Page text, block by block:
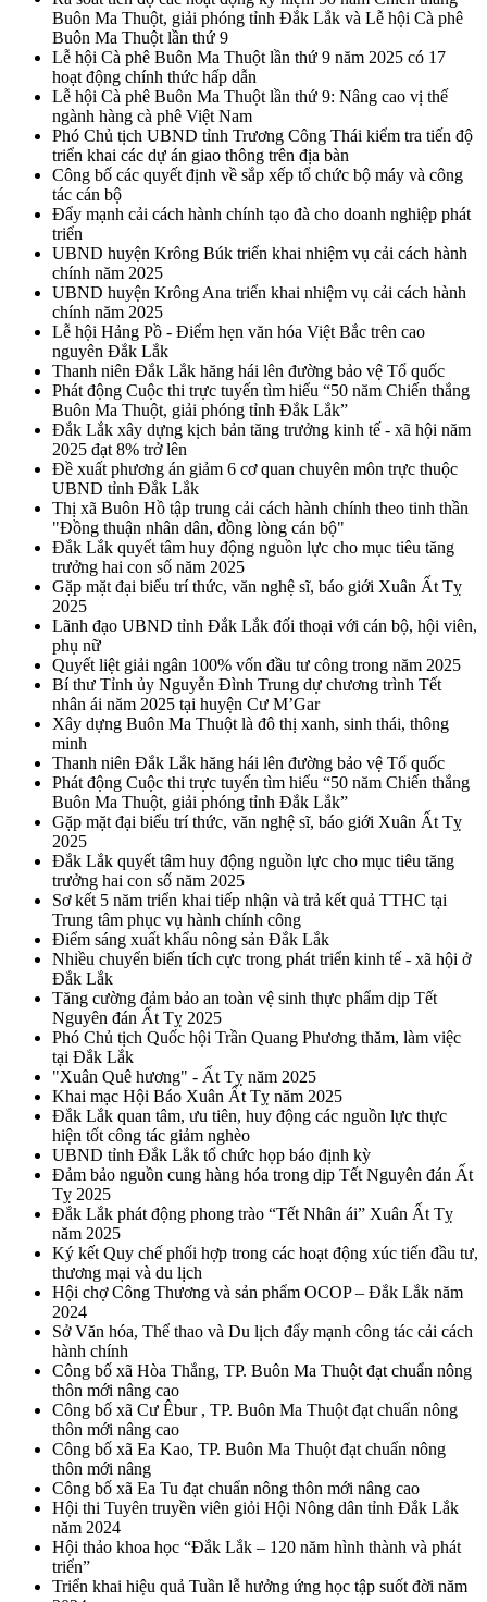
Buôn Ma Thuột, giải phóng tỉnh Đắk Lắk và Lễ hội Cà phê
Buôn Ma Thuột lần thứ 9
Lễ hội Cà phê Buôn Ma Thuột lần thứ 9 năm 2025 có 17
hoạt động chính thức hấp dẫn
Lễ hội Cà phê Buôn Ma Thuột lần thứ 9: Nâng cao vị thế
ngành hàng cà phê Việt Nam
Phó Chủ tịch UBND tỉnh Trương Công Thái kiểm tra tiến độ
triển khai các dự án giao thông trên địa bàn
Công bố các quyết định về sắp xếp tổ chức bộ máy và công
tác cán bộ
Đẩy mạnh cải cách hành chính tạo đà cho doanh nghiệp phát
triển
UBND huyện Krông Búk triển khai nhiệm vụ cải cách hành
chính năm 2025
UBND huyện Krông Ana triển khai nhiệm vụ cải cách hành
chính năm 2025
Lễ hội Hảng Pồ - Điểm hẹn văn hóa Việt Bắc trên cao
nguyên Đắk Lắk
Thanh niên Đắk Lắk hăng hái lên đường bảo vệ Tổ quốc
Phát động Cuộc thi trực tuyến tìm hiểu “50 năm Chiến thắng
Buôn Ma Thuột, giải phóng tỉnh Đắk Lắk”
Đắk Lắk xây dựng kịch bản tăng trưởng kinh tế - xã hội năm
2025 đạt 8% trở lên
Đề xuất phương án giảm 6 cơ quan chuyên môn trực thuộc
UBND tỉnh Đắk Lắk
Thị xã Buôn Hồ tập trung cải cách hành chính theo tinh thần
"Đồng thuận nhân dân, đồng lòng cán bộ"
Đắk Lắk quyết tâm huy động nguồn lực cho mục tiêu tăng
trưởng hai con số năm 2025
Gặp mặt đại biểu trí thức, văn nghệ sĩ, báo giới Xuân Ất Tỵ
2025
Lãnh đạo UBND tỉnh Đắk Lắk đối thoại với cán bộ, hội viên,
phụ nữ
Quyết liệt giải ngân 100% vốn đầu tư công trong năm 2025
Bí thư Tỉnh ủy Nguyễn Đình Trung dự chương trình Tết
nhân ái năm 2025 tại huyện Cư M’Gar
Xây dựng Buôn Ma Thuột là đô thị xanh, sinh thái, thông
minh
Thanh niên Đắk Lắk hăng hái lên đường bảo vệ Tổ quốc
Phát động Cuộc thi trực tuyến tìm hiểu “50 năm Chiến thắng
Buôn Ma Thuột, giải phóng tỉnh Đắk Lắk”
Gặp mặt đại biểu trí thức, văn nghệ sĩ, báo giới Xuân Ất Tỵ
2025
Đắk Lắk quyết tâm huy động nguồn lực cho mục tiêu tăng
trưởng hai con số năm 2025
Sơ kết 5 năm triển khai tiếp nhận và trả kết quả TTHC tại
Trung tâm phục vụ hành chính công
Điểm sáng xuất khẩu nông sản Đắk Lắk
Nhiều chuyển biến tích cực trong phát triển kinh tế - xã hội ở
Đắk Lắk
Tăng cường đảm bảo an toàn vệ sinh thực phẩm dịp Tết
Nguyên đán Ất Tỵ 2025
Phó Chủ tịch Quốc hội Trần Quang Phương thăm, làm việc
tại Đắk Lắk
"Xuân Quê hương" - Ất Tỵ năm 2025
Khai mạc Hội Báo Xuân Ất Tỵ năm 2025
Đắk Lắk quan tâm, ưu tiên, huy động các nguồn lực thực
hiện tốt công tác giảm nghèo
UBND tỉnh Đắk Lắk tổ chức họp báo định kỳ
Đảm bảo nguồn cung hàng hóa trong dịp Tết Nguyên đán Ất
Tỵ 2025
Đắk Lắk phát động phong trào “Tết Nhân ái” Xuân Ất Tỵ
năm 2025
Ký kết Quy chế phối hợp trong các hoạt động xúc tiến đầu tư,
thương mại và du lịch
Hội chợ Công Thương và sản phẩm OCOP – Đắk Lắk năm
2024
Sở Văn hóa, Thể thao và Du lịch đẩy mạnh công tác cải cách
hành chính
Công bố xã Hòa Thắng, TP. Buôn Ma Thuột đạt chuẩn nông
thôn mới nâng cao
Công bố xã Cư Êbur , TP. Buôn Ma Thuột đạt chuẩn nông
thôn mới nâng cao
Công bố xã Ea Kao, TP. Buôn Ma Thuột đạt chuẩn nông
thôn mới nâng
Công bố xã Ea Tu đạt chuẩn nông thôn mới nâng cao
Hội thi Tuyên truyền viên giỏi Hội Nông dân tỉnh Đắk Lắk
năm 2024
Hội thảo khoa học “Đắk Lắk – 120 năm hình thành và phát
triển”
Triển khai hiệu quả Tuần lễ hưởng ứng học tập suốt đời năm